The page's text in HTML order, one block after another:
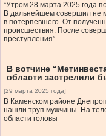
“Утром 28 марта 2025 года
В дальнейшем совершил не
в потерпевшего. От
происшествия. После
преступления”
В вотчине
области застрелили
[29 марта 2025 года]
В Каменском районе
нашли труп мужчины. На
области головы